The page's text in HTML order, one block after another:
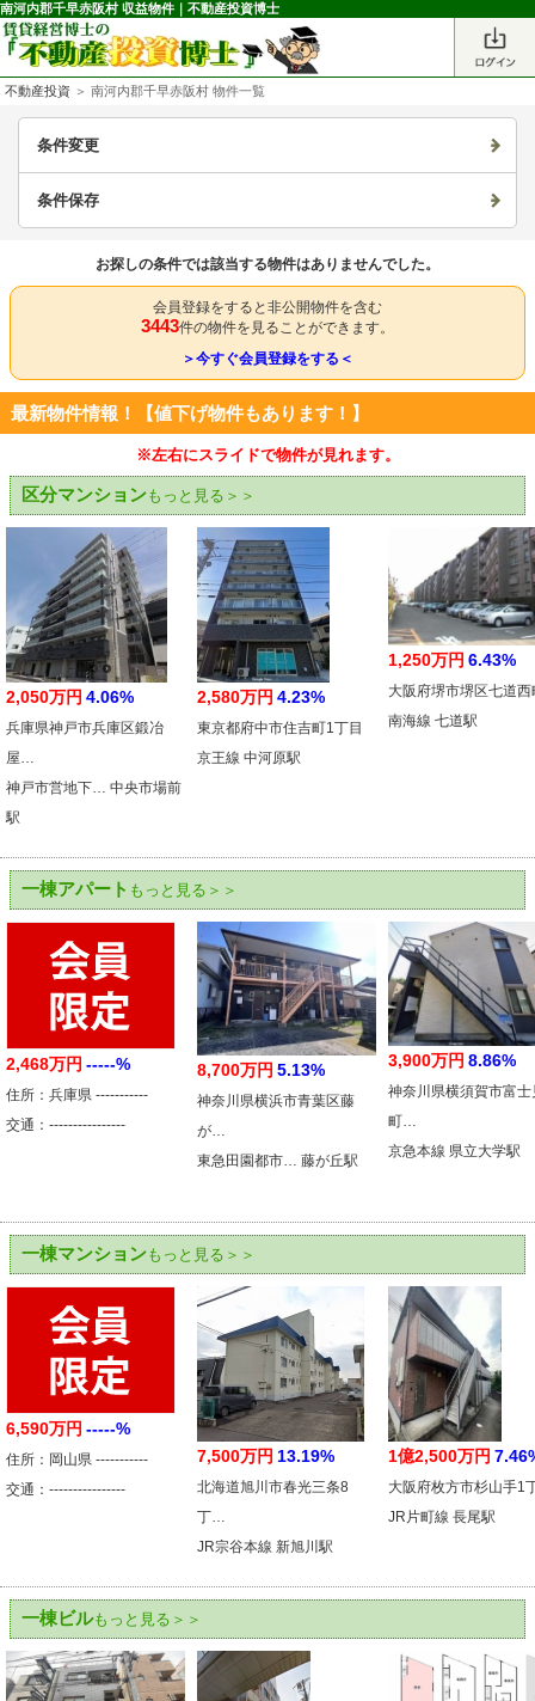
南河内郡千早赤阪村 収益物件｜不動産投資博士
不動産投資 ＞ 南河内郡千早赤阪村 物件一覧
条件変更
条件保存
お探しの条件では該当する物件はありませんでした。
会員登録をすると非公開物件を含む
3443件の物件を見ることができます。
＞今すぐ会員登録をする＜
最新物件情報！【値下げ物件もあります！】
※左右にスライドで物件が見れます。
区分マンションもっと見る＞＞
2,050万円 4.06%
兵庫県神戸市兵庫区鍛冶
屋…
神戸市営地下… 中央市場前
駅
2,580万円 4.23%
東京都府中市住吉町1丁目
京王線 中河原駅
1,250万円 6.43%
大阪府堺市堺区七道西
南海線 七道駅
一棟アパート もっと見る＞＞
2,468万円 -----%
住所：兵庫県 -----------
交通：----------------
8,700万円 5.13%
神奈川県横浜市青葉区藤
が…
東急田園都市… 藤が丘駅
3,900万円 8.86%
神奈川県横須賀市富士
町…
京急本線 県立大学駅
一棟マンションもっと見る＞＞
6,590万円 -----%
住所：岡山県 -----------
交通：----------------
7,500万円 13.19%
北海道旭川市春光三条8
丁…
JR宗谷本線 新旭川駅
1億2,500万円
大阪府枚方市杉山手1
JR片町線 長尾駅
一棟ビルもっと見る＞＞